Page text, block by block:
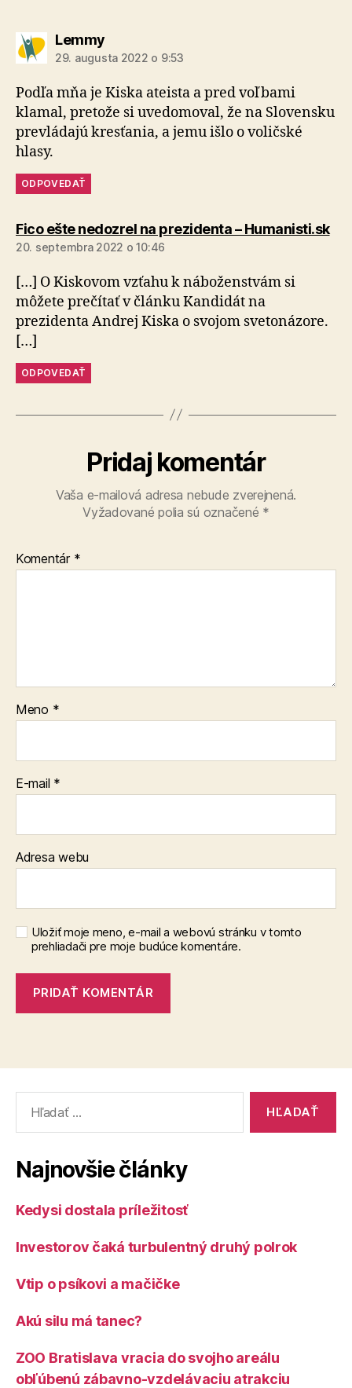
Lemmyhovorí:
29. augusta 2022 o 9:53
Podľa mňa je Kiska ateista a pred voľbami
klamal, pretože si uvedomoval, že na Slovensku
prevládajú kresťania, a jemu išlo o voličské
hlasy.
ODPOVEDAŤ
Fico ešte nedozrel na prezidenta – Humanisti.sk
20. septembra 2022 o 10:46
[…] O Kiskovom vzťahu k náboženstvám si
môžete prečítať v článku Kandidát na
prezidenta Andrej Kiska o svojom svetonázore.
[…]
ODPOVEDAŤ
Pridaj komentár
Vaša e-mailová adresa nebude zverejnená.
Vyžadované polia sú označené *
Komentár *
Meno *
E-mail *
Adresa webu
Uložiť moje meno, e-mail a webovú stránku v tomto
prehliadači pre moje budúce komentáre.
Najnovšie články
Kedysi dostala príležitosť
Investorov čaká turbulentný druhý polrok
Vtip o psíkovi a mačičke
Akú silu má tanec?
ZOO Bratislava vracia do svojho areálu
obľúbenú zábavno-vzdelávaciu atrakciu